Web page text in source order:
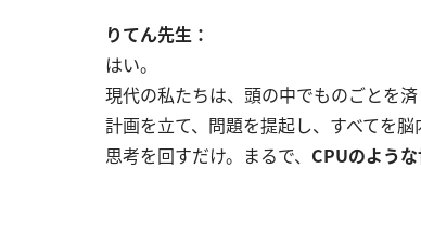
りてん先生：
はい。
現代の私たちは、頭の中でものごとを
計画を立て、問題を提起し、すべてを
思考を回すだけ。まるで、 CPUのよう